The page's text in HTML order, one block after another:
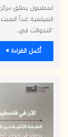
اسطنبول يطلق مركزا
“التحولات في…
أكمل القراءة »